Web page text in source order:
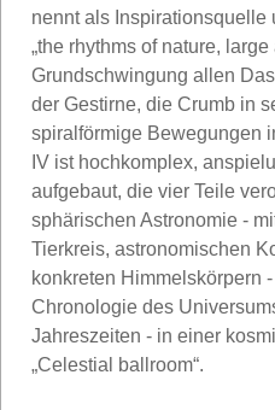
nennt als Inspirationsquelle
„the rhythms of nature, large
Grundschwingung allen
der Gestirne, die Crumb in
spiralförmige Bewegungen
IV ist hochkomplex,
aufgebaut, die vier Teile
sphärischen Astronomie -
Tierkreis, astronomischen
konkreten Himmelskörpern
Chronologie des
Jahreszeiten - in einer
„Celestial ballroom“.